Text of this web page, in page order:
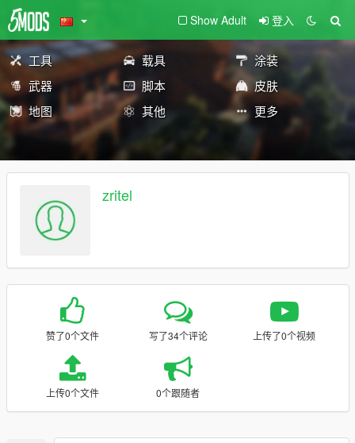
Show Adult 登入
工具 载具
涂装
武器
脚本
皮肤
地图
其他 更多
zritel
赞了0个文件 写了34个评论 上传了0个视频
上传0个文件 0个跟随者